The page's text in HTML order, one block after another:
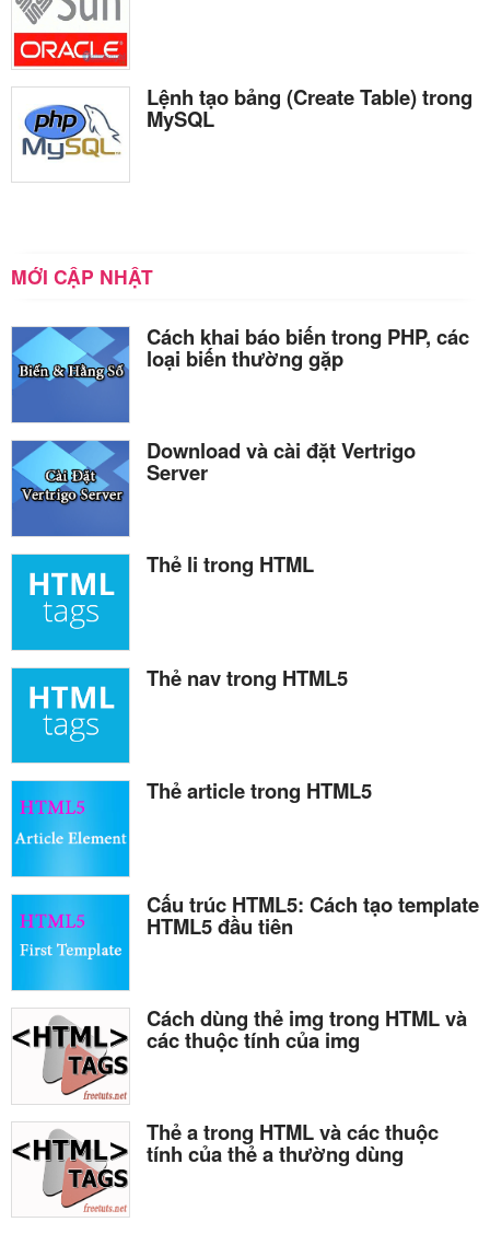
Lệnh tạo bảng (Create Table) trong
MySQL
MỚI CẬP NHẬT
Cách khai báo biến trong PHP, các
loại biến thường gặp
Download và cài đặt Vertrigo
Server
Thẻ li trong HTML
Thẻ nav trong HTML5
Thẻ article trong HTML5
Cấu trúc HTML5: Cách tạo template
HTML5 đầu tiên
Cách dùng thẻ img trong HTML và
các thuộc tính của img
Thẻ a trong HTML và các thuộc
tính của thẻ a thường dùng